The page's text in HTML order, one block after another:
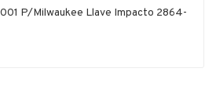
P/milwaukee Llave Impacto 2864-